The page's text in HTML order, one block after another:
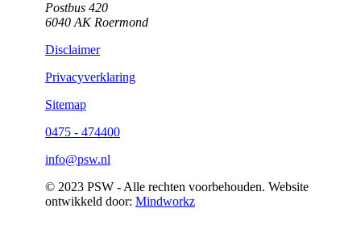
Postbus 420
6040 AK Roermond
Disclaimer
Privacyverklaring
Sitemap
0475 - 474400
info@psw.nl
© 2023 PSW - Alle rechten voorbehouden. Website
ontwikkeld door: Mindworkz